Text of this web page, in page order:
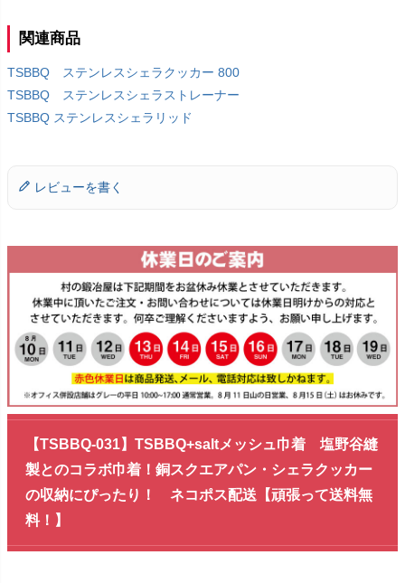
関連商品
TSBBQ ステンレスシェラクッカー 800
TSBBQ ステンレスシェラストレーナー
TSBBQ ステンレスシェラリッド
レビューを書く
【TSBBQ-031】TSBBQ+saltメッシュ巾着 塩野谷縫
製とのコラボ巾着！銅スクエアパン・シェラクッカー
の収納にぴったり！ ネコポス配送【頑張って送料無
料！】